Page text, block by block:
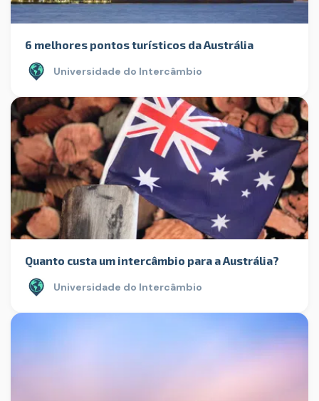
6 melhores pontos turísticos da Austrália
Universidade do Intercâmbio
Quanto custa um intercâmbio para a Austrália?
Universidade do Intercâmbio